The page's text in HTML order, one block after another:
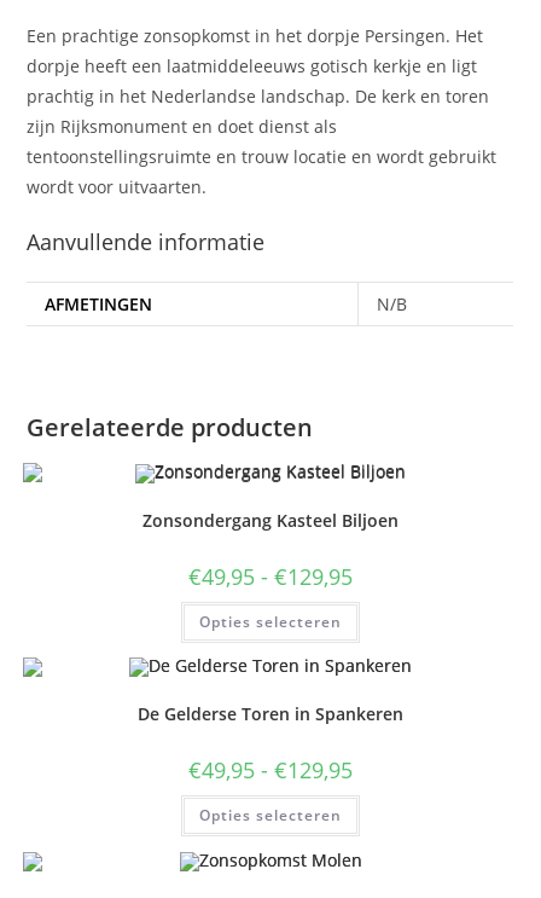
Een prachtige zonsopkomst in het dorpje Persingen. Het
dorpje heeft een laatmiddeleeuws gotisch kerkje en ligt
prachtig in het Nederlandse landschap. De kerk en toren
zijn Rijksmonument en doet dienst als
tentoonstellingsruimte en trouw locatie en wordt gebruikt
wordt voor uitvaarten.
Aanvullende informatie
AFMETINGEN N/B
Gerelateerde producten
Zonsondergang Kasteel Biljoen
€49,95 - €129,95€49,95
tot
Opties selecteren
Dit
heeft
meerdere
variaties.
optie
kan
de
De Gelderse Toren in Spankeren
€49,95 - €129,95
tot
Opties selecteren
Dit
heeft
meerdere
variaties.